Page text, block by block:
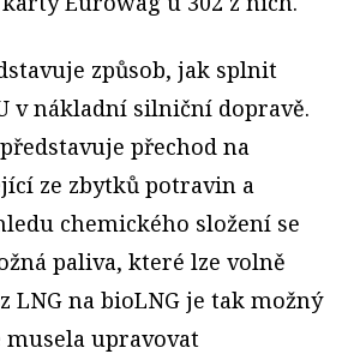
způsob, jak splnit
v nákladní silniční dopravě.
přechod na
ze zbytků potravin a
chemického složení se
paliva, které lze volně
LNG na bioLNG je tak možný
musela upravovat